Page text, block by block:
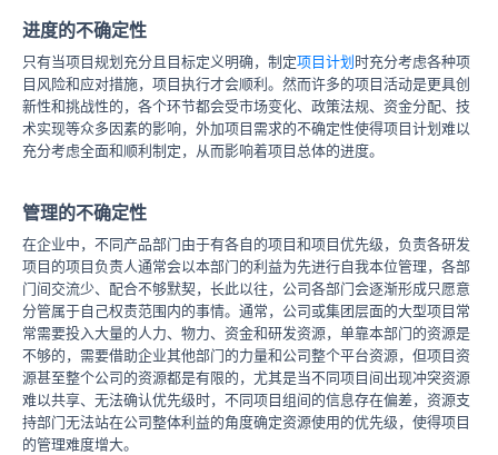
进度的不确定性
只有当项目规划充分且目标定义明确，制定项目计划 时充分考虑各种项
目风险和应对措施，项目执行才会顺利。然而许多的项目活动是更具创
新性和挑战性的，各个环节都会受市场变化、政策法规、资金分配、技
术实现等众多因素的影响，外加项目需求的不确定性使得项目计划难以
充分考虑全面和顺利制定，从而影响着项目总体的进度。
管理的不确定性
在企业中，不同产品部门由于有各自的项目和项目优先级，负责各研发
项目的项目负责人通常会以本部门的利益为先进行自我本位管理，各部
门间交流少、配合不够默契，长此以往，公司各部门会逐渐形成只愿意
分管属于自己权责范围内的事情。通常，公司或集团层面的大型项目常
常需要投入大量的人力、物力、资金和研发资源，单靠本部门的资源是
不够的，需要借助企业其他部门的力量和公司整个平台资源，但项目资
源甚至整个公司的资源都是有限的，尤其是当不同项目间出现冲突资源
难以共享、无法确认优先级时，不同项目组间的信息存在偏差，资源支
持部门无法站在公司整体利益的角度确定资源使用的优先级，使得项目
的管理难度增大。